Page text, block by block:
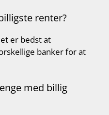
renter?
er bedst at
banker for at
med billig